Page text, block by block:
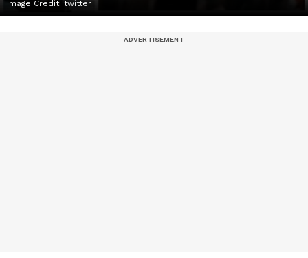
Image Credit: twitter